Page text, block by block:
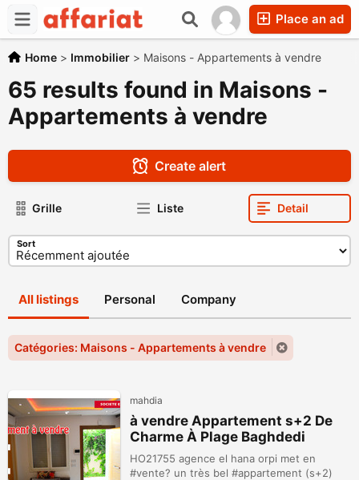
Place an ad
Home > Immobilier > Maisons - Appartements à vendre
65 results found in Maisons -
Appartements à vendre
Create alert
Grille Liste Detail
Sort
All listings Personal Company
Catégories: Maisons - Appartements à vendre
mahdia
à vendre Appartement s+2 De
Charme À Plage Baghdedi
HO21755 agence el hana orpi met en
#vente? un très bel #appartement (s+2)